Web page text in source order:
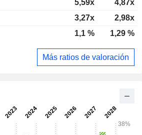
5,59x
4,87x
3,27x
2,98x
1,1 % 1,29 %
Más ratios de valoración